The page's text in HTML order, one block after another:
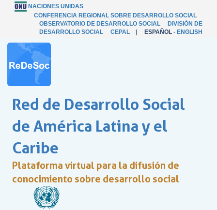
NACIONES UNIDAS
CONFERENCIA REGIONAL SOBRE DESARROLLO SOCIAL
OBSERVATORIO DE DESARROLLO SOCIAL
DIVISIÓN DE
DESARROLLO SOCIAL
CEPAL ESPAÑOL - ENGLISH
Red de Desarrollo Social
de América Latina y el
Caribe
Plataforma virtual para la difusión de
conocimiento sobre desarrollo social